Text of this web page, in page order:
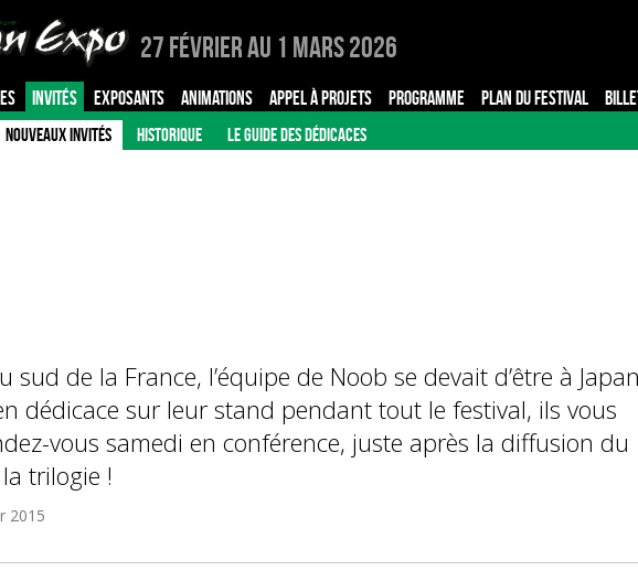
27 Février au 1 Mars 2026
INVITÉS EXPOSANTS ANIMATIONS APPEL À PROJETS PROGRAMME PLAN DU FESTIVAL
NOUVEAUX INVITÉS HISTORIQUE LE GUIDE DES DÉDICACES
sud de la France, l’équipe de Noob se devait d’être à
dédicace sur leur stand pendant tout le festival, ils vous
vous samedi en conférence, juste après la diffusion du
trilogie !
2015